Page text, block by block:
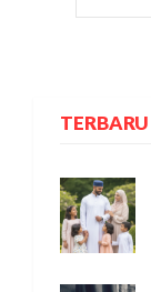
TERBARU